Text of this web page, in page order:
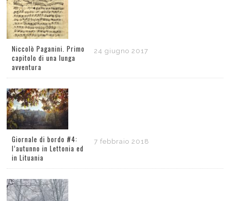
Niccolò Paganini. Primo
capitolo di una lunga
avventura
24 giugno 2017
Giornale di bordo #4:
l’autunno in Lettonia ed
in Lituania
7 febbraio 2018